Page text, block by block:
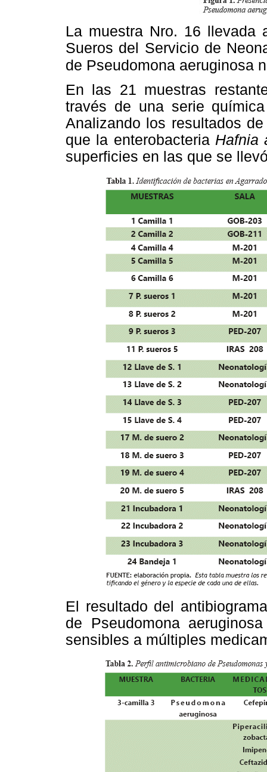
La muestra Nro. 16 llevada
Sueros del Servicio de
de Pseudomona aeruginosa
En las 21 muestras
través de una serie
Analizando los resultados
que la enterobacteria Hafnia
superficies en las que se
El resultado del
de Pseudomona
sensibles a múltiples